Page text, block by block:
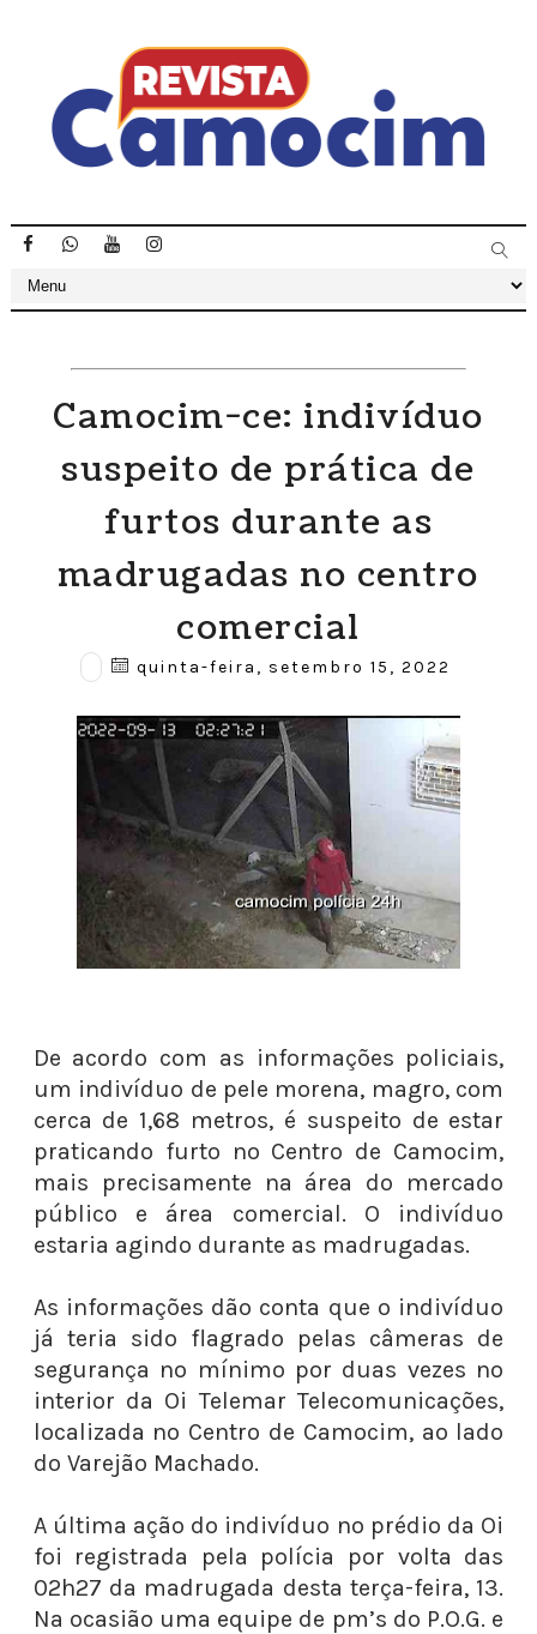
Camocim-ce: indivíduo
suspeito de prática de
furtos durante as
madrugadas no centro
comercial
quinta-feira, setembro 15, 2022
De acordo com as informações policiais,
um indivíduo de pele morena, magro, com
cerca de 1,68 metros, é suspeito de estar
praticando furto no Centro de Camocim,
mais precisamente na área do mercado
público e área comercial. O indivíduo
estaria agindo durante as madrugadas.
As informações dão conta que o indivíduo
já teria sido flagrado pelas câmeras de
segurança no mínimo por duas vezes no
interior da Oi Telemar Telecomunicações,
localizada no Centro de Camocim, ao lado
do Varejão Machado.
A última ação do indivíduo no prédio da Oi
foi registrada pela polícia por volta das
02h27 da madrugada desta terça-feira, 13.
Na ocasião uma equipe de pm’s do P.O.G. e